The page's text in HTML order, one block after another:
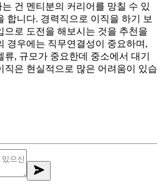
건 멘티분의 커리어를 망칠 수 있
합니다. 경력직으로 이직을 하기 보
으로 도전을 해보시는 것을 추천을
경우에는 직무연결성이 중요하며,
류, 규모가 중요한데 중소에서 대기
직은 현실적으로 많은 어려움이 있습